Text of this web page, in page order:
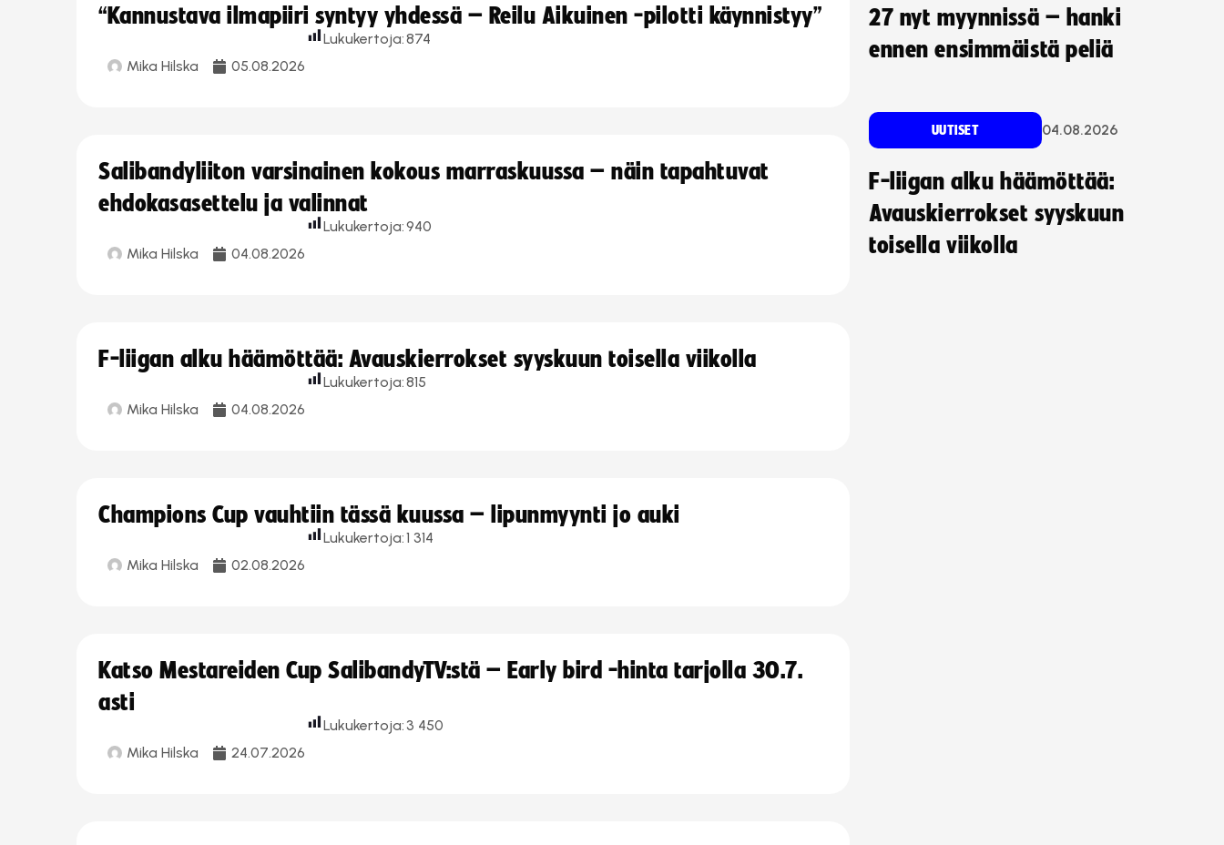
“Kannustava ilmapiiri syntyy yhdessä – Reilu Aikuinen -pilotti käynnistyy”
Mika Hilska 05.08.2026
Lukukertoja:874
Salibandyliiton varsinainen kokous marraskuussa – näin tapahtuvat
ehdokasasettelu ja valinnat
Mika Hilska 04.08.2026
Lukukertoja:940
F-liigan alku häämöttää: Avauskierrokset syyskuun toisella viikolla
Mika Hilska 04.08.2026
Lukukertoja:815
Champions Cup vauhtiin tässä kuussa – lipunmyynti jo auki
Mika Hilska 02.08.2026
Lukukertoja:1 314
Katso Mestareiden Cup SalibandyTV:stä – Early bird -hinta tarjolla 30.7.
asti
Mika Hilska 24.07.2026
Lukukertoja: 3 450
27 nyt myynnissä – hanki
ennen ensimmäistä peliä
UUTISET 04.08.2026
F-liigan alku häämöttää:
Avauskierrokset syyskuun
toisella viikolla